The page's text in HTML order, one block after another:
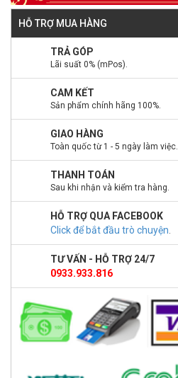
HỖ TRỢ MUA HÀNG
TRẢ GÓP
Lãi suất 0% (mPos).
CAM KẾT
Sản phẩm chính hãng 100%.
GIAO HÀNG
Toàn quốc từ 1 - 5 ngày làm việc.
THANH TOÁN
Sau khi nhận và kiểm tra hàng.
HỖ TRỢ QUA FACEBOOK
Click để bắt đầu trò chuyện.
TƯ VẤN - HỖ TRỢ 24/7
0933.933.816